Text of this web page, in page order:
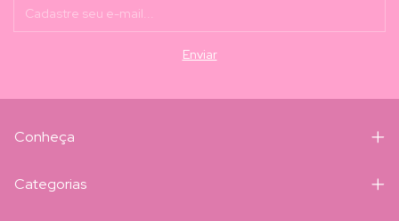
Conheça
Categorias